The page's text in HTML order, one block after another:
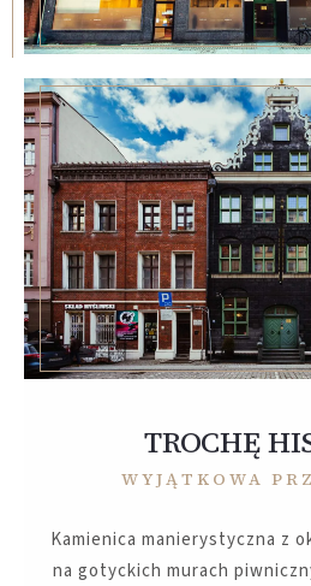
TROCHĘ
WYJĄTKOWA
Kamienica manierystyczna z
na gotyckich murach